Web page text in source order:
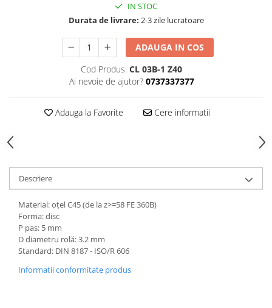
IN STOC
Durata de livrare: 2-3 zile lucratoare
ADAUGA IN COS
Cod Produs: CL 03B-1 Z40
Ai nevoie de ajutor? 0737337377
Adauga la Favorite Cere informatii
Descriere
Material: oțel C45 (de la z>=58 FE 360B)
Forma: disc
P pas: 5 mm
D diametru rolă: 3.2 mm
Standard: DIN 8187 - ISO/R 606
Informatii conformitate produs